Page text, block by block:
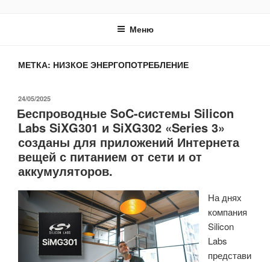
Меню
МЕТКА: НИЗКОЕ ЭНЕРГОПОТРЕБЛЕНИЕ
ОПУБЛИКОВАНО
24/05/2025
Беспроводные SoC-системы Silicon
Labs SiXG301 и SiXG302 «Series 3»
созданы для приложений Интернета
вещей с питанием от сети и от
аккумуляторов.
На днях
компания
Silicon
Labs
представи